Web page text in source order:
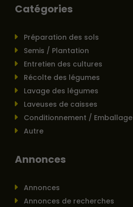
Catégories
Préparation des sols
Semis / Plantation
Entretien des cultures
Récolte des légumes
Lavage des légumes
Laveuses de caisses
Conditionnement / Emballage
Autre
Annonces
Annonces
Annonces de recherches